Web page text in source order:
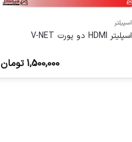
اسپیلتر
اسپلیتر HDMI دو پورت V-NET
1,500,000 تومان